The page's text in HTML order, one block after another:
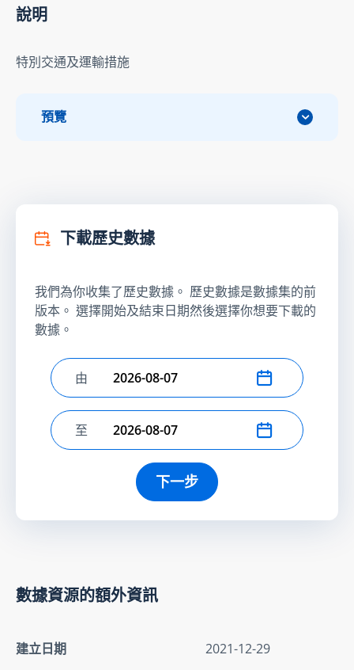
說明
特別交通及運輸措施
預覽
下載歷史數據
我們為你收集了歷史數據。 歷史數據是數據集的前
版本。 選擇開始及結束日期然後選擇你想要下載的
數據。
選擇開始日期
由
選擇結束日期
至
下一步
數據資源的額外資訊
建立日期
2021-12-29